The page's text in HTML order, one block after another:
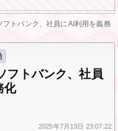
フトバンク、社員にAI利用を義務
フトバンク、社員
化
2025年7月13日 23:07:22